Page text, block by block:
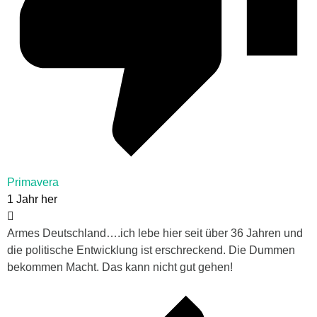
Primavera
1 Jahr her
Armes Deutschland….ich lebe hier seit über 36 Jahren und
die politische Entwicklung ist erschreckend. Die Dummen
bekommen Macht. Das kann nicht gut gehen!